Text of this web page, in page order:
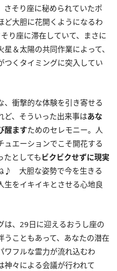
さそり座に秘められていたポ
ど大胆に花開くようになるわ
り座に滞在していて、まさに
＆太陽の共同作業によって、
つくタイミングに突入してい
、衝撃的な体験を引き寄せる
ど、そういった出来事はあな
醒ますためのセレモニー。人
ュエーションでこそ開花する
たとしても ビクビクせずに現実
♪ 大胆な姿勢で今を生きる
生をイキイキとさせる心地良
、 29日に迎えるおうし座の
こともあって、あなたの潜在
ワフルな霊力が流れ込むわ
々による会議が行われて